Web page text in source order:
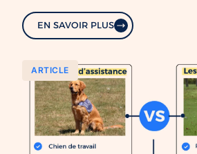
EN SAVOIR PLUS
ARTICLE